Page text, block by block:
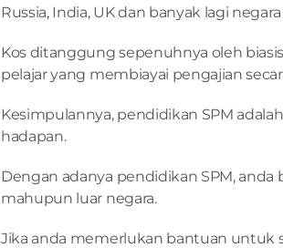
Russia, India, UK dan banyak lagi negara
Kos ditanggung sepenuhnya oleh
pelajar yang membiayai pengajian
Kesimpulannya, pendidikan SPM
hadapan.
Dengan adanya pendidikan SPM, anda
mahupun luar negara.
Jika anda memerlukan bantuan untuk